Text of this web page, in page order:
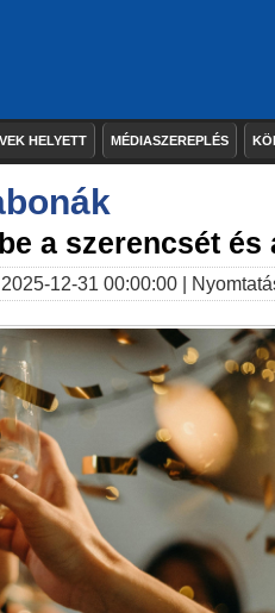
HELYETT MÉDIASZEREPLÉS
a szerencsét és
12-31 00:00:00 |